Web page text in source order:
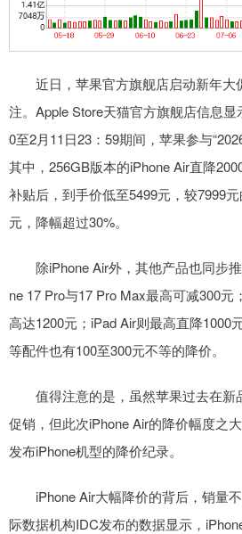
近日，苹果官方旗舰店启动新年大
注。Apple Store天猫官方旗舰店信息
0至2月11日23：59期间，苹果参与
其中，256GB版本的iPhone Air直降
补贴后，到手价低至5499元，较7999
元，降幅超过30%。
除iPhone Air外，其他产品也同步推
ne 17 Pro与17 Pro Max最高可减300
高达1200元；iPad Air则最高直降1000
等配件也有100至300元不等的降价。
值得注意的是，虽然苹果过去在新
促销，但此次iPhone Air的降价幅度之
发布iPhone机型的降价纪录。
iPhone Air大幅降价的背后，销量不
际数据机构IDC发布的数据显示，